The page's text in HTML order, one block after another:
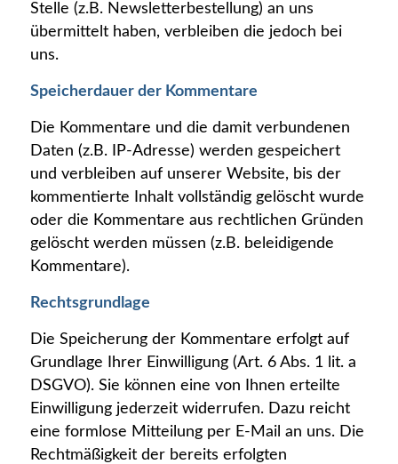
Stelle (z.B. Newsletterbestellung) an uns
übermittelt haben, verbleiben die jedoch bei
uns.
Speicherdauer der Kommentare
Die Kommentare und die damit verbundenen
Daten (z.B. IP-Adresse) werden gespeichert
und verbleiben auf unserer Website, bis der
kommentierte Inhalt vollständig gelöscht wurde
oder die Kommentare aus rechtlichen Gründen
gelöscht werden müssen (z.B. beleidigende
Kommentare).
Rechtsgrundlage
Die Speicherung der Kommentare erfolgt auf
Grundlage Ihrer Einwilligung (Art. 6 Abs. 1 lit. a
DSGVO). Sie können eine von Ihnen erteilte
Einwilligung jederzeit widerrufen. Dazu reicht
eine formlose Mitteilung per E-Mail an uns. Die
Rechtmäßigkeit der bereits erfolgten